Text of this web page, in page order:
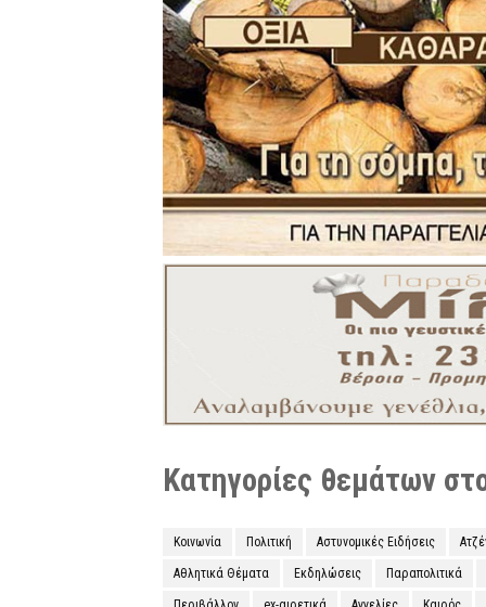
Κατηγορίες θεμάτων
Κοινωνία Πολιτική Αστυνομικές Ειδήσεις
Αθλητικά Θέματα Εκδηλώσεις Παραπολιτικά